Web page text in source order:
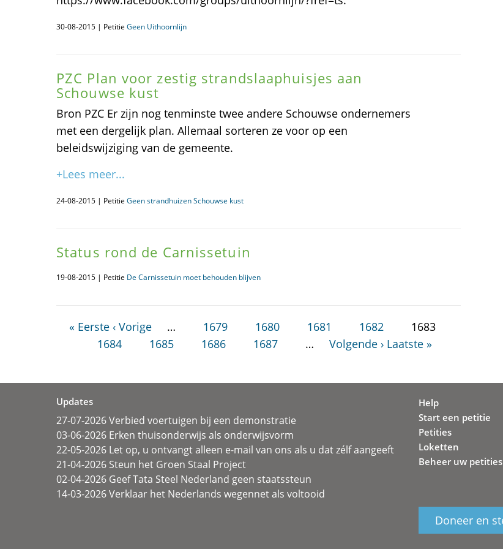
30-08-2015 | Petitie Geen Uithoornlijn
PZC Plan voor zestig strandslaaphuisjes aan
Schouwse kust
Bron PZC Er zijn nog tenminste twee andere Schouwse ondernemers
met een dergelijk plan. Allemaal sorteren ze voor op een
beleidswijziging van de gemeente.
+Lees meer...
24-08-2015 | Petitie Geen strandhuizen Schouwse kust
Status rond de Carnissetuin
19-08-2015 | Petitie De Carnissetuin moet behouden blijven
« Eerste ‹ Vorige … 1679 1680 1681 1682
1683
1684
1685 1686 1687 … Volgende › Laatste »
Updates
27-07-2026 Verbied voertuigen bij een demonstratie
03-06-2026 Erken thuisonderwijs als onderwijsvorm
22-05-2026 Let op, u ontvangt alleen e-mail van ons als u dat zélf aangeeft
21-04-2026 Steun het Groen Staal Project
02-04-2026 Geef Tata Steel Nederland geen staatssteun
14-03-2026 Verklaar het Nederlands wegennet als voltooid
Help
Start een petitie
Petities
Loketten
Beheer uw petities
Doneer en